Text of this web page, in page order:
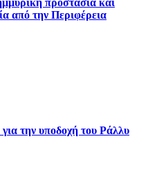
προστασία και
από την Περιφέρεια
την υποδοχή του Ράλλυ